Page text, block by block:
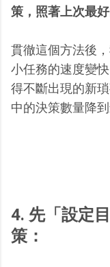
策，照著上次最
貫徹這個方法後
小任務的速度變
得不斷出現的新
中的決策數量降到
4. 先「設定
策：